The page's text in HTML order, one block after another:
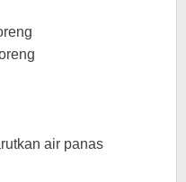
air panas